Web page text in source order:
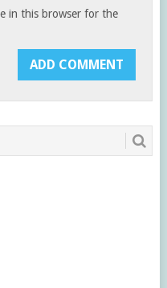
in this browser for the